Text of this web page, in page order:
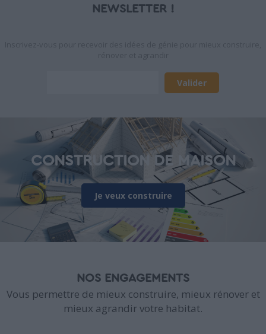
NEWSLETTER !
CONSTRUCTION DE MAISON
Je veux construire
NOS ENGAGEMENTS
Vous permettre de mieux construire, mieux rénover et
mieux agrandir votre habitat.